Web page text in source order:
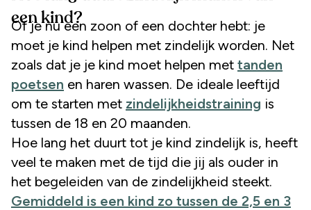
een kind?
Of je nu een zoon of een dochter hebt: je
moet je kind helpen met zindelijk worden. Net
zoals dat je je kind moet helpen met tanden
poetsen en haren wassen. De ideale leeftijd
om te starten met zindelijkheidstraining is
tussen de 18 en 20 maanden.
Hoe lang het duurt tot je kind zindelijk is, heeft
veel te maken met de tijd die jij als ouder in
het begeleiden van de zindelijkheid steekt.
Gemiddeld is een kind zo tussen de 2,5 en 3